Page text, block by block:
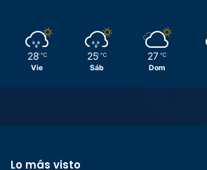
28 ℃
Vie
25 ℃
Sáb
27 ℃
Dom
Lo más visto